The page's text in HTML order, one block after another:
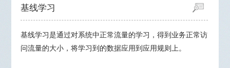
基线学习
基线学习是通过对系统中正常流量的学习，得到业务正常访
问流量的大小，将学习到的数据应用到应用规则上。